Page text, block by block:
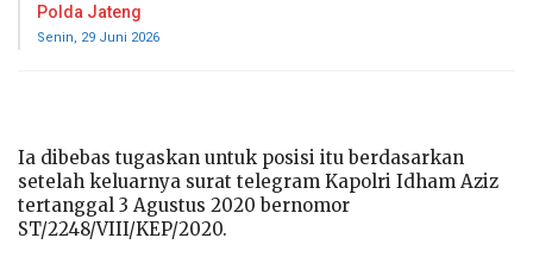
Polda Jateng
Senin, 29 Juni 2026
Ia dibebas tugaskan untuk posisi itu berdasarkan
setelah keluarnya surat telegram Kapolri Idham Aziz
tertanggal 3 Agustus 2020 bernomor
ST/2248/VIII/KEP/2020.